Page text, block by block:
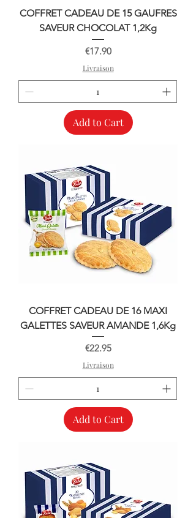
COFFRET CADEAU DE 15 GAUFRES
SAVEUR CHOCOLAT 1,2Kg
Price
€17.90
Livraison
Add to Cart
COFFRET CADEAU DE 16 MAXI
GALETTES SAVEUR AMANDE 1,6Kg
Price
€22.95
Livraison
Add to Cart